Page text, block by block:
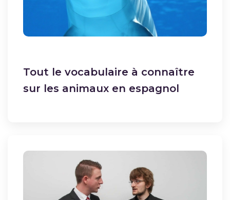
Tout le vocabulaire à connaître
sur les animaux en espagnol